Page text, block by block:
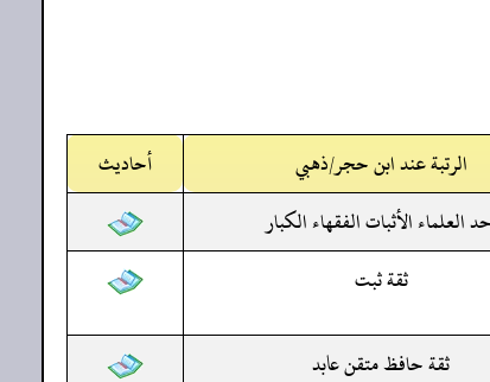
الرتبة عند ابن حجر/ذهبي
أحاديث
العلماء الأثبات الفقهاء الكبار
ثقة ثبت
ثقة حافظ متقن عابد